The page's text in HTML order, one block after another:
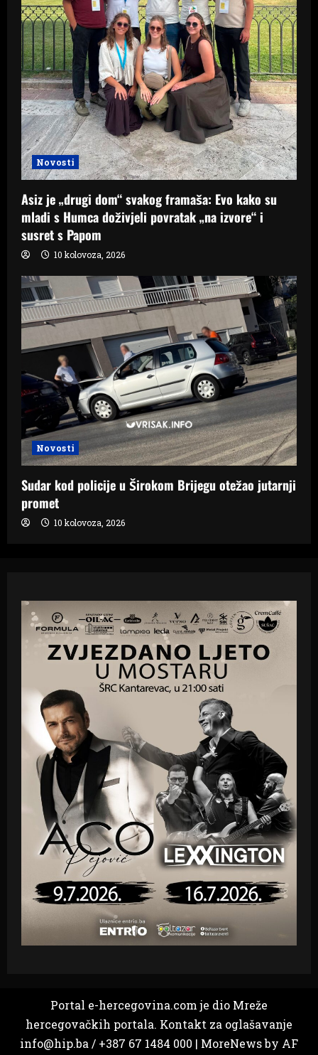
Novosti
Asiz je „drugi dom“ svakog framaša: Evo kako su
mladi s Humca doživjeli povratak „na izvore“ i
susret s Papom
10 kolovoza, 2026
Novosti
Sudar kod policije u Širokom Brijegu otežao jutarnji
promet
10 kolovoza, 2026
Portal e-hercegovina.com je dio Mreže
hercegovačkih portala. Kontakt za oglašavanje
info@hip.ba / +387 67 1484 000 | MoreNewsby AF